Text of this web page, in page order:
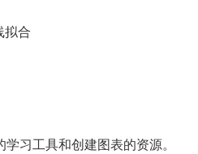
拟合
习工具和创建图表的资源。